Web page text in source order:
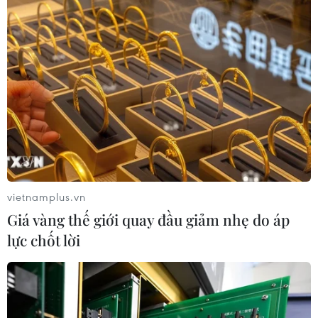
Việt Nam có thể sẽ ra mắt sàn giao dịch
nợ xấu trong quý 3
24/06/2021 08:18
vietnamplus.vn
Giá vàng thế giới quay đầu giảm nhẹ do áp
lực chốt lời